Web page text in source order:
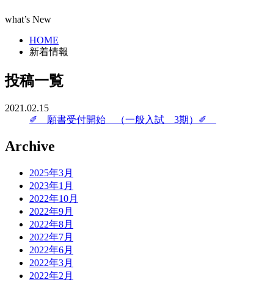
what’s New
HOME
新着情報
投稿一覧
2021.02.15
✐ 願書受付開始 （一般入試 3期）✐
Archive
2025年3月
2023年1月
2022年10月
2022年9月
2022年8月
2022年7月
2022年6月
2022年3月
2022年2月